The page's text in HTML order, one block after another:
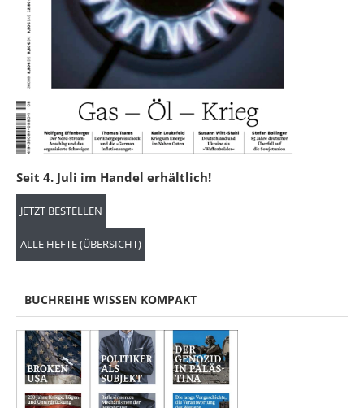
Seit 4. Juli im Handel erhältlich!
JETZT BESTELLEN
ALLE HEFTE (ÜBERSICHT)
BUCHREIHE WISSEN KOMPAKT